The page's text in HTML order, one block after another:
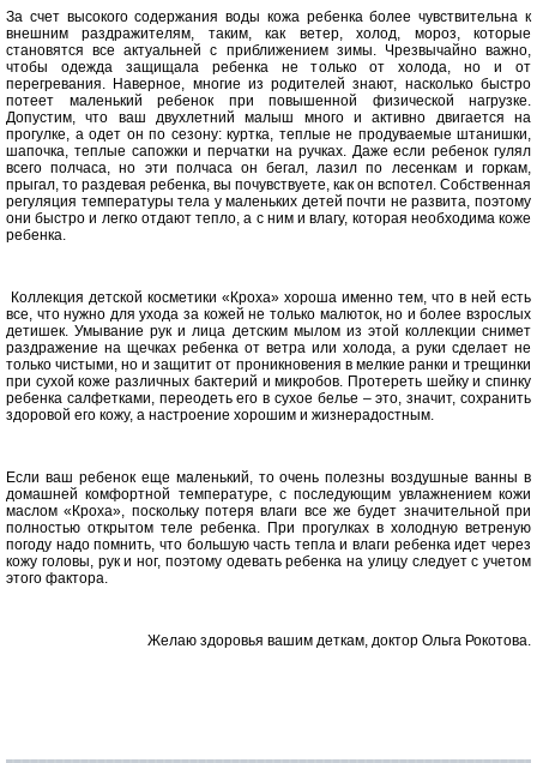
За счет высокого содержания воды кожа ребенка более чувствительна к
внешним раздражителям, таким, как ветер, холод, мороз, которые
становятся все актуальней с приближением зимы. Чрезвычайно важно,
чтобы одежда защищала ребенка не только от холода, но и от
перегревания. Наверное, многие из родителей знают, насколько быстро
потеет маленький ребенок при повышенной физической нагрузке.
Допустим, что ваш двухлетний малыш много и активно двигается на
прогулке, а одет он по сезону: куртка, теплые не продуваемые штанишки,
шапочка, теплые сапожки и перчатки на ручках. Даже если ребенок гулял
всего полчаса, но эти полчаса он бегал, лазил по лесенкам и горкам,
прыгал, то раздевая ребенка, вы почувствуете, как он вспотел. Собственная
регуляция температуры тела у маленьких детей почти не развита, поэтому
они быстро и легко отдают тепло, а с ним и влагу, которая необходима коже
ребенка.
Коллекция детской косметики «Кроха» хороша именно тем, что в ней есть
все, что нужно для ухода за кожей не только малюток, но и более взрослых
детишек. Умывание рук и лица детским мылом из этой коллекции снимет
раздражение на щечках ребенка от ветра или холода, а руки сделает не
только чистыми, но и защитит от проникновения в мелкие ранки и трещинки
при сухой коже различных бактерий и микробов. Протереть шейку и спинку
ребенка салфетками, переодеть его в сухое белье – это, значит, сохранить
здоровой его кожу, а настроение хорошим и жизнерадостным.
Если ваш ребенок еще маленький, то очень полезны воздушные ванны в
домашней комфортной температуре, с последующим увлажнением кожи
маслом «Кроха», поскольку потеря влаги все же будет значительной при
полностью открытом теле ребенка. При прогулках в холодную ветреную
погоду надо помнить, что большую часть тепла и влаги ребенка идет через
кожу головы, рук и ног, поэтому одевать ребенка на улицу следует с учетом
этого фактора.
Желаю здоровья вашим деткам, доктор Ольга Рокотова.